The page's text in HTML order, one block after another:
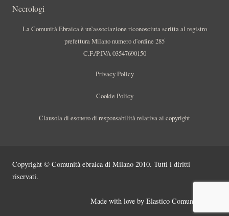
Necrologi
La Comunità Ebraica è un’associazione riconosciuta scritta al registro
prefettura Milano numero d’ordine 285
C.F./P.IVA 03547690150
Privacy Policy
Cookie Policy
Clausola di esonero di responsabilità relativa ai copyright
Copyright © Comunità ebraica di Milano 2010. Tutti i diritti
riservati.
Made with love by Elastico Comunicazione